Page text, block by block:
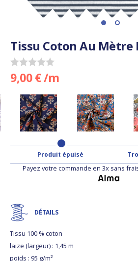
Tissu Coton Au Mètre
9,00 € /m
Produit épuisé
Payez votre commande en 3x sans
DÉTAILS
Tissu 100 % coton
laize (largeur) : 1,45 m
poids : 95 g/m²